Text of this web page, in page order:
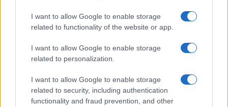
I want to allow Google to enable storage
related to functionality of the website or app.
I want to allow Google to enable storage
related to personalization.
I want to allow Google to enable storage
related to security, including authentication
functionality and fraud prevention, and other
Nicolaporro.it è anche su Whatsapp. È sufficiente
cliccare quiper iscriversi al canale ed essere sempre
aggiornati (gratis).
#CLANDESTINI #CPR #MIGRANTI